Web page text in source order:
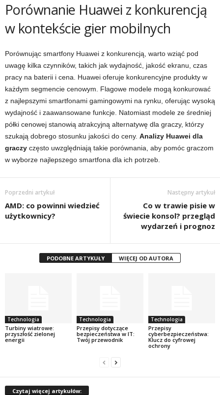
Porównanie Huawei z konkurencją
w kontekście gier mobilnych
Porównując smartfony Huawei z konkurencją, warto wziąć pod
uwagę kilka czynników, takich jak wydajność, jakość ekranu, czas
pracy na baterii i cena. Huawei oferuje konkurencyjne produkty w
każdym segmencie cenowym. Flagowe modele mogą konkurować
z najlepszymi smartfonami gamingowymi na rynku, oferując wysoką
wydajność i zaawansowane funkcje. Natomiast modele ze średniej
półki cenowej stanowią atrakcyjną alternatywę dla graczy, którzy
szukają dobrego stosunku jakości do ceny. Analizy Huawei dla
graczy często uwzględniają takie porównania, aby pomóc graczom
w wyborze najlepszego smartfona dla ich potrzeb.
Poprzedni artykuł
AMD: co powinni wiedzieć
użytkownicy?
Następny artykuł
Co w trawie pisie w
świecie konsol? przegląd
wydarzeń i prognoz
PODOBNE ARTYKUŁY WIĘCEJ OD AUTORA
Technologia
Turbiny wiatrowe:
przyszłość zielonej
energii
Technologia
Przepisy dotyczące
bezpieczeństwa w IT:
Twój przewodnik
Technologia
Przepisy
cyberbezpieczeństwa:
Klucz do cyfrowej
ochrony
Czytaj więcej artykułów: